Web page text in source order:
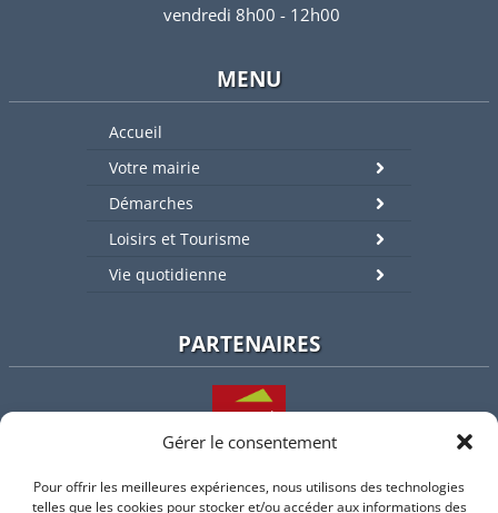
Gérer le consentement
Pour offrir les meilleures expériences, nous utilisons des technologies
telles que les cookies pour stocker et/ou accéder aux informations des
vendredi 8h00 - 12h00
MENU
Accueil
Votre mairie
Démarches
Loisirs et Tourisme
Vie quotidienne
PARTENAIRES
L'intercommunalité